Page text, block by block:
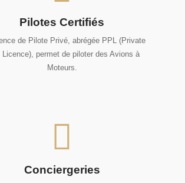
Pilotes Certifiés
de Pilote Privé, abrégée PPL (Private
Licence), permet de piloter des Avions à
Moteurs.
Conciergeries